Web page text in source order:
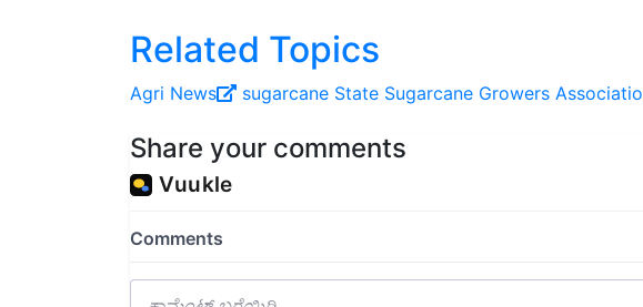
Related Topics
Agri News sugarcane State Sugarcane Growers Association